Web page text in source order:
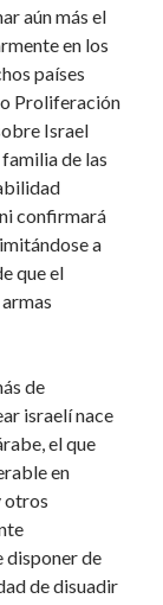
aún más el
en los
países
Proliferación
Israel
de las
confirmará
a
que el
de
israelí nace
el que
en
otros
disponer de
de disuadir